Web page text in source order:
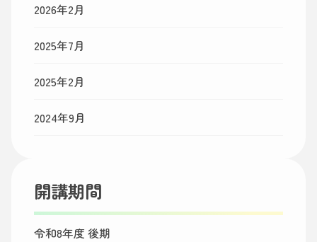
2026年2月
2025年7月
2025年2月
2024年9月
開講期間
令和8年度 後期